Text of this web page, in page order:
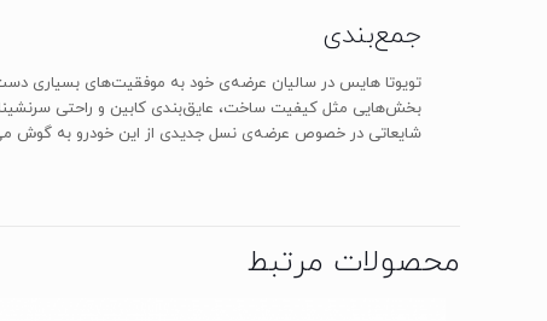
جمع‌بندی
تویوتا هایس در سالیان عرضه‌ی خود به موفقیت‌های بسیاری
بخش‌هایی مثل کیفیت ساخت، عایق‌بندی کابین و راحتی
شایعاتی در خصوص عرضه‌ی نسل جدیدی از این خودرو به گوش
محصولات مرتبط